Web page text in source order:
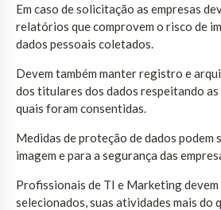
Em caso de solicitação as empresas
relatórios que comprovem o risco de
dados pessoais coletados.
Devem também manter registro e
dos titulares dos dados respeitando
quais foram consentidas.
Medidas de proteção de dados podem
imagem e para a segurança das
Profissionais de TI e Marketing
selecionados, suas atividades mais do